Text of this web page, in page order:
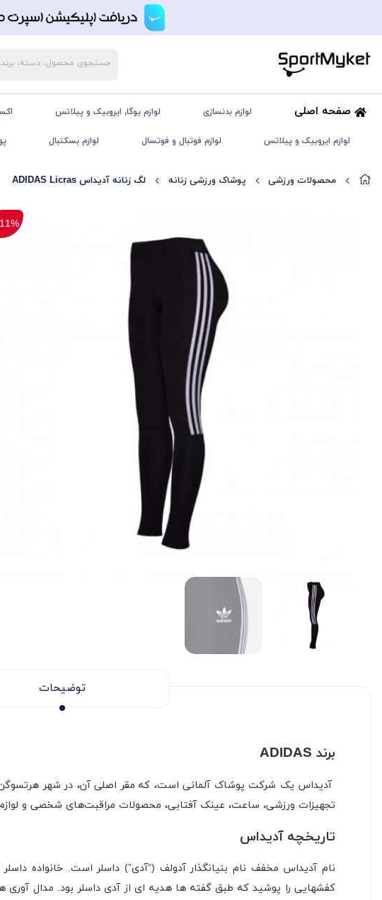
صفحه اصلی لوازم بدنسازی لوازم یوگا, ایروبیک و پیلاتس
لوازم ایروبیک و پیلاتس لوازم فوتبال و فوتسال لوازم بسکتبال
محصولات ورزشی پوشاک ورزشی زنانه لگ زنانه آدیداس ADIDAS Licras
11%
توضیحات
برند ADIDAS
آدیداس یک شرکت پوشاک آلمانی است، که مقر اصلی آن، در شهر
تجهیزات ورزشی، ساعت، عینک آفتابی، محصولات مراقبت‌های شخصی و
تاریخچه آدیداس
کفشهایی را پوشید که طبق گفته ها هدیه ای از آدی داسلر بود. مدال